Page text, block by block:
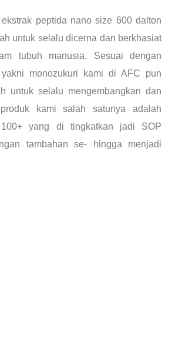
ekstrak peptida nano size 600 dalton
untuk selalu dicerna dan berkhasiat
tubuh manusia. Sesuai dengan
monozukuri kami di AFC pun
untuk selalu mengembangkan dan
kami salah satunya adalah
yang di tingkatkan jadi SOP
tambahan se- hingga menjadi